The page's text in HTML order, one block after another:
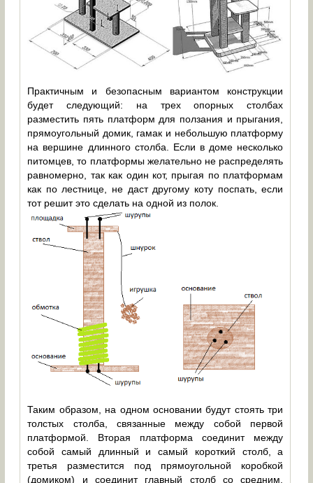
Практичным и безопасным вариантом конструкции
будет следующий: на трех опорных столбах
разместить пять платформ для ползания и прыгания,
прямоугольный домик, гамак и небольшую платформу
на вершине длинного столба. Если в доме несколько
питомцев, то платформы желательно не распределять
равномерно, так как один кот, прыгая по платформам
как по лестнице, не даст другому коту поспать, если
тот решит это сделать на одной из полок.
Таким образом, на одном основании будут стоять три
толстых столба, связанные между собой первой
платформой. Вторая платформа соединит между
собой самый длинный и самый короткий столб, а
третья разместится под прямоугольной коробкой
(домиком) и соединит главный столб со средним.